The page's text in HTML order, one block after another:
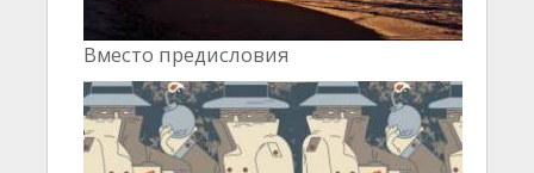
Вместо предисловия